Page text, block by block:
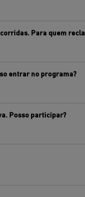
Para quem
entrar no programa?
Posso participar?